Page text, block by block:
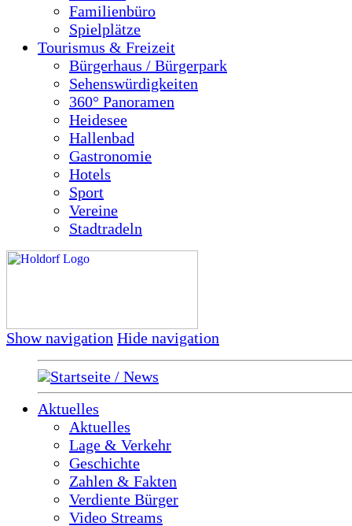
Familienbüro
Spielplätze
Tourismus & Freizeit
Bürgerhaus / Bürgerpark
Sehenswürdigkeiten
360° Panoramen
Heidesee
Hallenbad
Gastronomie
Hotels
Sport
Vereine
Stadtradeln
Show navigation Hide navigation
Startseite / News
Aktuelles
Aktuelles
Lage & Verkehr
Geschichte
Zahlen & Fakten
Verdiente Bürger
Video Streams